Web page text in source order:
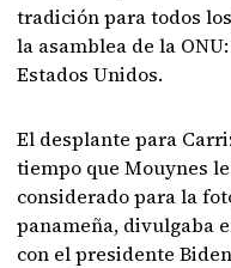
tradición para todos
la asamblea de la
Estados Unidos.
El desplante para
tiempo que Mouynes
considerado para la
panameña, divulgaba
con el presidente